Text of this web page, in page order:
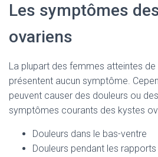
Les symptômes
ovariens
La plupart des femmes atteintes
présentent aucun symptôme.
peuvent causer des douleurs ou
symptômes courants des kystes
Douleurs dans le bas-ventre
Douleurs pendant les